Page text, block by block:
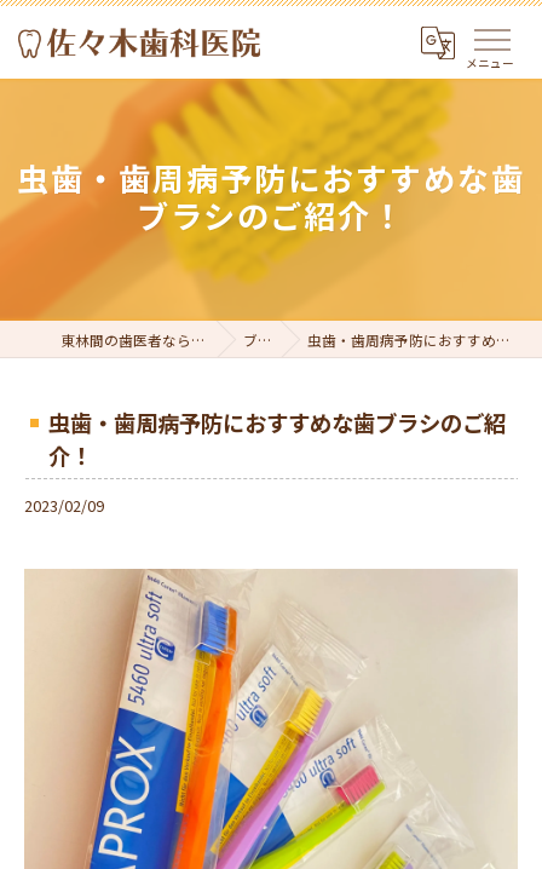
虫歯・歯周病予防におすすめな歯
ブラシのご紹介！
東林間の歯医者なら佐々木歯科医院 ブログ 虫歯・歯周病予防におすすめな歯ブラシのご紹介！
虫歯・歯周病予防におすすめな歯ブラシのご紹
介！
2023/02/09